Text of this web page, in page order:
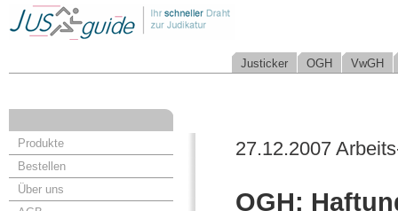
Justicker OGH VwGH
Produkte
Bestellen
Über uns
27.12.2007
OGH: